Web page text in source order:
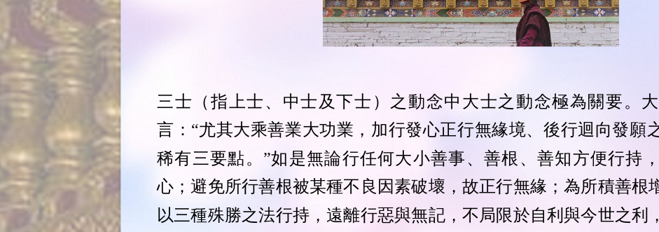
三士（指上士、中士及下士）之動念中 大士之動念極為關要。
言：“尤其大乘善業大功業，加行發心正行無緣境、後行迴向發願
稀有三要點。”如是無論行任何大小善事、善根、善知方便行持
心；避免所行善根被某種不良因素破壞，故正行無緣；為所積善根
以三種殊勝之法行持，遠離行惡與無記，不局限於自利與今世之利